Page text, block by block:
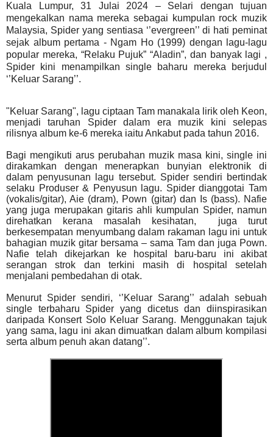
Kuala Lumpur, 31 Julai 2024 – Selari dengan tujuan
mengekalkan nama mereka sebagai kumpulan rock muzik
Malaysia, Spider yang sentiasa ‘’evergreen’’ di hati peminat
sejak album pertama - Ngam Ho (1999) dengan lagu-lagu
popular mereka, “Relaku Pujuk” “Aladin”, dan banyak lagi ,
Spider kini menampilkan single baharu mereka berjudul
‘’Keluar Sarang’’.
"Keluar Sarang", lagu ciptaan Tam manakala lirik oleh Keon,
menjadi taruhan Spider dalam era muzik kini selepas
rilisnya album ke-6 mereka iaitu Ankabut pada tahun 2016.
Bagi mengikuti arus perubahan muzik masa kini, single ini
dirakamkan dengan menerapkan bunyian elektronik di
dalam penyusunan lagu tersebut. Spider sendiri bertindak
selaku Produser & Penyusun lagu. Spider dianggotai Tam
(vokalis/gitar), Aie (dram), Pown (gitar) dan Is (bass). Nafie
yang juga merupakan gitaris ahli kumpulan Spider, namun
direhatkan kerana masalah kesihatan, juga turut
berkesempatan menyumbang dalam rakaman lagu ini untuk
bahagian muzik gitar bersama – sama Tam dan juga Pown.
Nafie telah dikejarkan ke hospital baru-baru ini akibat
serangan strok dan terkini masih di hospital setelah
menjalani pembedahan di otak.
Menurut Spider sendiri, ‘’Keluar Sarang’’ adalah sebuah
single terbaharu Spider yang dicetus dan diinspirasikan
daripada Konsert Solo Keluar Sarang. Menggunakan tajuk
yang sama, lagu ini akan dimuatkan dalam album kompilasi
serta album penuh akan datang’’.